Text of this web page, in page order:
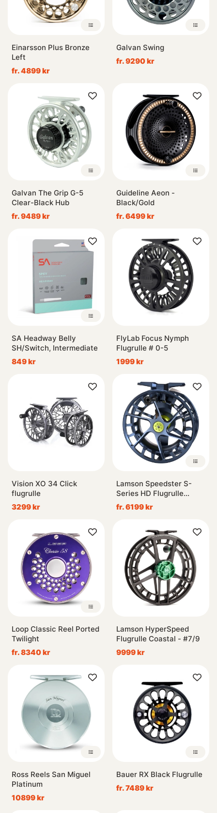
Einarsson Plus Bronze
Left
fr. 4899 kr
Galvan Swing
fr. 9290 kr
Galvan The Grip G-5
Clear-Black Hub
fr. 9489 kr
Guideline Aeon -
Black/Gold
fr. 6499 kr
SA Headway Belly
SH/Switch, Intermediate
849 kr
FlyLab Focus Nymph
Flugrulle # 0-5
1999 kr
Vision XO 34 Click
flugrulle
3299 kr
Lamson Speedster S-
Series HD Flugrulle
Midnight
fr. 6199 kr
Loop Classic Reel Ported
Twilight
fr. 8340 kr
Lamson HyperSpeed
Flugrulle Coastal - #7/9
9999 kr
Ross Reels San Miguel
Platinum
10899 kr
Bauer RX Black Flugrulle
fr. 7489 kr